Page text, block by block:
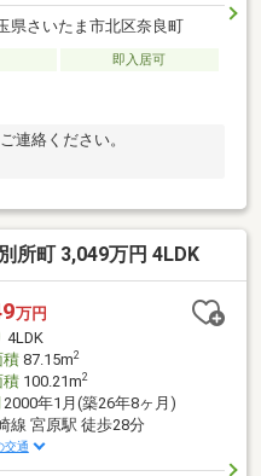
県さいたま市北区奈良町
即入居可
連絡ください。
所町 3,049万円 4LDK
万円
4LDK
積87.15m2
積100.21m2
2000年1月(築26年8ヶ月)
線 宮原駅 徒歩28分
交通